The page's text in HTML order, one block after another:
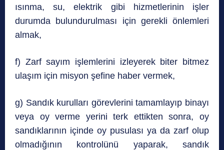
ısınma, su, elektrik gibi hizmetlerinin işler
durumda bulundurulması için gerekli önlemleri
almak,
f) Zarf sayım işlemlerini izleyerek biter bitmez
ulaşım için misyon şefine haber vermek,
g) Sandık kurulları görevlerini tamamlayıp binayı
veya oy verme yerini terk ettikten sonra, oy
sandıklarının içinde oy pusulası ya da zarf olup
olmadığının kontrolünü yaparak, sandık